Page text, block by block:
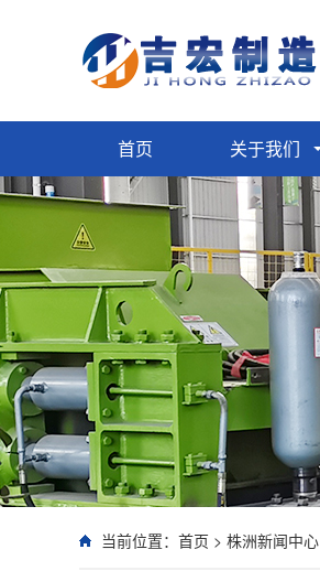
首页 关于我们
当前位置： 首页 > 株洲新闻中心